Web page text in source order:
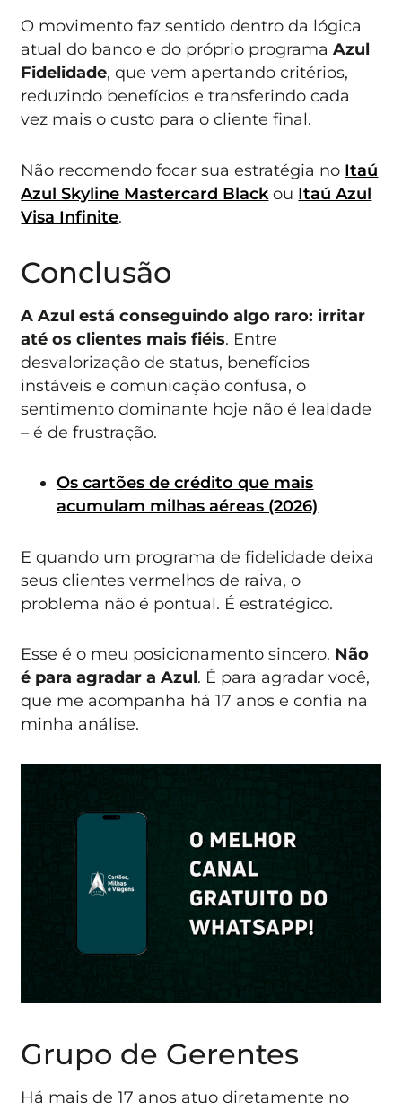
O movimento faz sentido dentro da lógica
atual do banco e do próprio programaAzul
Fidelidade, que vem apertando critérios,
reduzindo benefícios e transferindo cada
vez mais o custo para o cliente final.
Não recomendo focar sua estratégia no Itaú
Azul Skyline Mastercard Black ou Itaú Azul
Visa Infinite.
Conclusão
A Azul está conseguindo algo raro: irritar
até os clientes mais fiéis. Entre
desvalorização de status, benefícios
instáveis e comunicação confusa, o
sentimento dominante hoje não é lealdade
– é de frustração.
Os cartões de crédito que mais
acumulam milhas aéreas (2026)
E quando um programa de fidelidade deixa
seus clientes vermelhos de raiva, o
problema não é pontual. É estratégico.
Esse é o meu posicionamento sincero. Não
é para agradar a Azul. É para agradar você,
que me acompanha há 17 anos e confia na
minha análise.
Grupo de Gerentes
Há mais de 17 anos atuo diretamente no